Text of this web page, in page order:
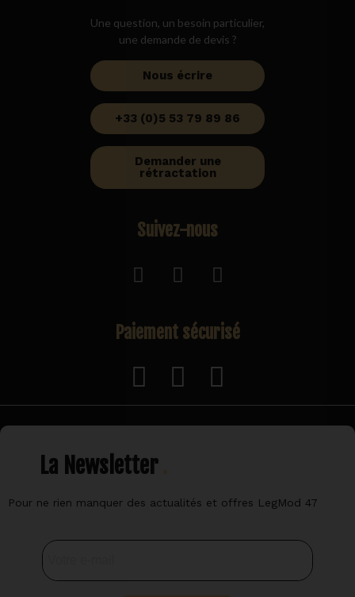
Une question, un besoin particulier,
une demande de devis ?
Nous écrire
+33 (0)5 53 79 89 86
Demander une
rétractation
Suivez-nous
Paiement sécurisé
La Newsletter
Pour ne rien manquer des actualités et offres LegMod 47